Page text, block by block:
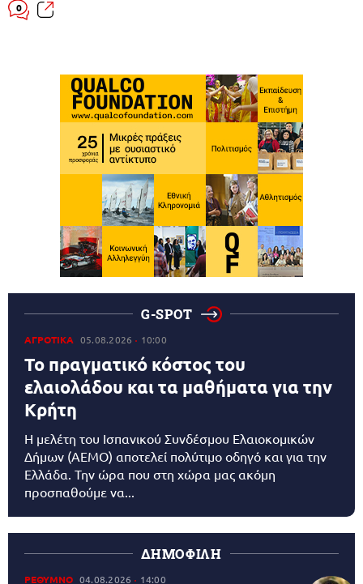
0
G-SPOT
ΑΓΡΟΤΙΚΑ 05.08.2026 10:00
Το πραγματικό κόστος του
ελαιολάδου και τα μαθήματα για την
Κρήτη
Η μελέτη του Ισπανικού Συνδέσμου Ελαιοκομικών
Δήμων (AEMO) αποτελεί πολύτιμο οδηγό και για την
Ελλάδα. Την ώρα που στη χώρα μας ακόμη
προσπαθούμε να...
ΔΗΜΟΦΙΛΗ
ΡΕΘΥΜΝΟ 04.08.2026 14:00